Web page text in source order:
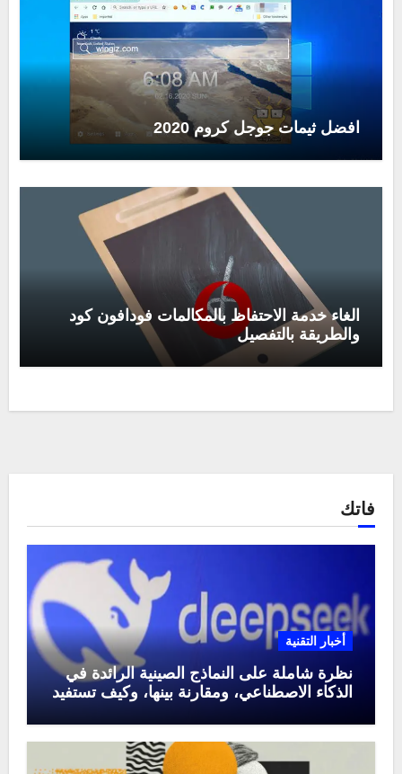
افضل ثيمات جوجل كروم 2020
الغاء خدمة الاحتفاظ بالمكالمات فودافون كود
والطريقة بالتفصيل
فاتك
أخبار التقنية
نظرة شاملة على النماذج الصينية الرائدة في
الذكاء الاصطناعي، ومقارنة بينها، وكيف تستفيد